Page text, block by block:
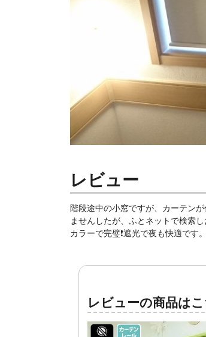
レビュー
階段途中の小窓ですが、カーテンが
ませんしたが、ふとネットで検索し
カラーで完璧❗遮光で夜も快適です
レビューの商品は